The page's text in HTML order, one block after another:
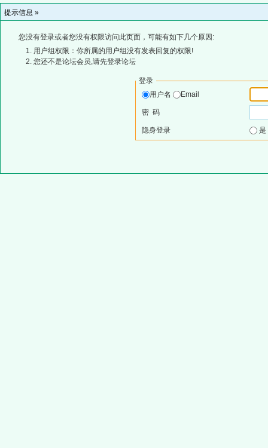
提示信息 »
您没有登录或者您没有权限访问此页面，可能有如下几个原因:
用户组权限：你所属的用户组没有发表回复的权限!
您还不是论坛会员,请先登录论坛
登录
用户名
Email
密 码
隐身登录